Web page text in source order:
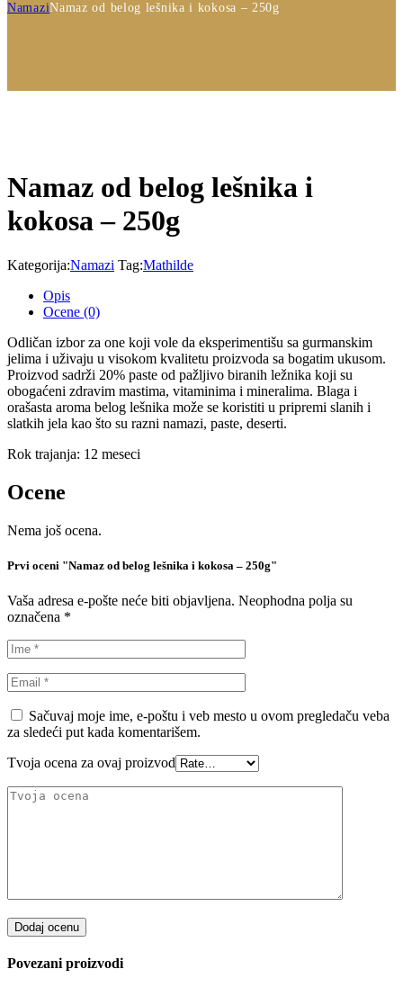
NamaziNamaz od belog lešnika i kokosa – 250g
Namaz od belog lešnika i
kokosa – 250g
Kategorija:Namazi Tag:Mathilde
Opis
Ocene (0)
Odličan izbor za one koji vole da eksperimentišu sa gurmanskim
jelima i uživaju u visokom kvalitetu proizvoda sa bogatim ukusom.
Proizvod sadrži 20% paste od pažljivo biranih ležnika koji su
obogaćeni zdravim mastima, vitaminima i mineralima. Blaga i
orašasta aroma belog lešnika može se koristiti u pripremi slanih i
slatkih jela kao što su razni namazi, paste, deserti.
Rok trajanja: 12 meseci
Ocene
Nema još ocena.
Prvi oceni "Namaz od belog lešnika i kokosa – 250g"
Vaša adresa e-pošte neće biti objavljena. Neophodna polja su
označena *
Sačuvaj moje ime, e-poštu i veb mesto u ovom pregledaču veba
za sledeći put kada komentarišem.
Tvoja ocena za ovaj proizvod
Dodaj ocenu
Povezani proizvodi